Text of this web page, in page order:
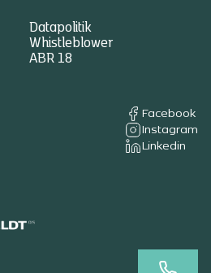
Datapolitik
Whistleblower
ABR 18
Facebook
Instagram
Linkedin